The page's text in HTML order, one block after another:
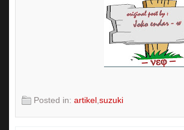
Posted in: artikel ,suzuki